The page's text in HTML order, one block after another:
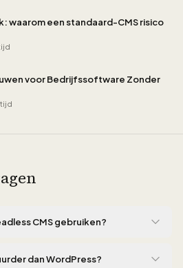
waarom een standaard-CMS risico
voor Bedrijfssoftware Zonder
CMS gebruiken?
met een aparte frontend in React,
dan WordPress?